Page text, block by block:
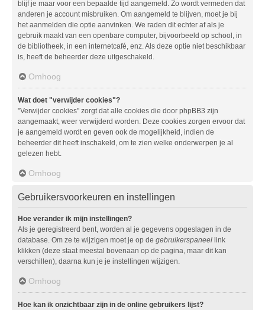
blijf je maar voor een bepaalde tijd aangemeld. Zo wordt vermeden dat
anderen je account misbruiken. Om aangemeld te blijven, moet je bij
het aanmelden die optie aanvinken. We raden dit echter af als je
gebruik maakt van een openbare computer, bijvoorbeeld op school, in
de bibliotheek, in een internetcafé, enz. Als deze optie niet beschikbaar
is, heeft de beheerder deze uitgeschakeld.
Omhoog
Wat doet "verwijder cookies"?
"Verwijder cookies" zorgt dat alle cookies die door phpBB3 zijn
aangemaakt, weer verwijderd worden. Deze cookies zorgen ervoor dat
je aangemeld wordt en geven ook de mogelijkheid, indien de
beheerder dit heeft inschakeld, om te zien welke onderwerpen je al
gelezen hebt.
Omhoog
Gebruikersvoorkeuren en instellingen
Hoe verander ik mijn instellingen?
Als je geregistreerd bent, worden al je gegevens opgeslagen in de
database. Om ze te wijzigen moet je op de gebruikerspaneel link
klikken (deze staat meestal bovenaan op de pagina, maar dit kan
verschillen), daarna kun je je instellingen wijzigen.
Omhoog
Hoe kan ik onzichtbaar zijn in de online gebruikers lijst?